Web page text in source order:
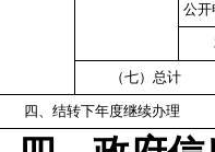
公开
（七）总计
四、结转下年度继续办理